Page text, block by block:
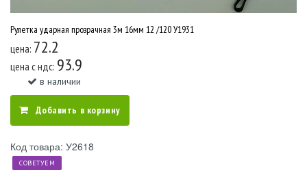
Рулетка ударная прозрачная 3м 16мм 12 /120 У1931
цена: 72.2
цена c ндс: 93.9
в наличии
Добавить в корзину
Код товара: У2618
СОВЕТУЕМ